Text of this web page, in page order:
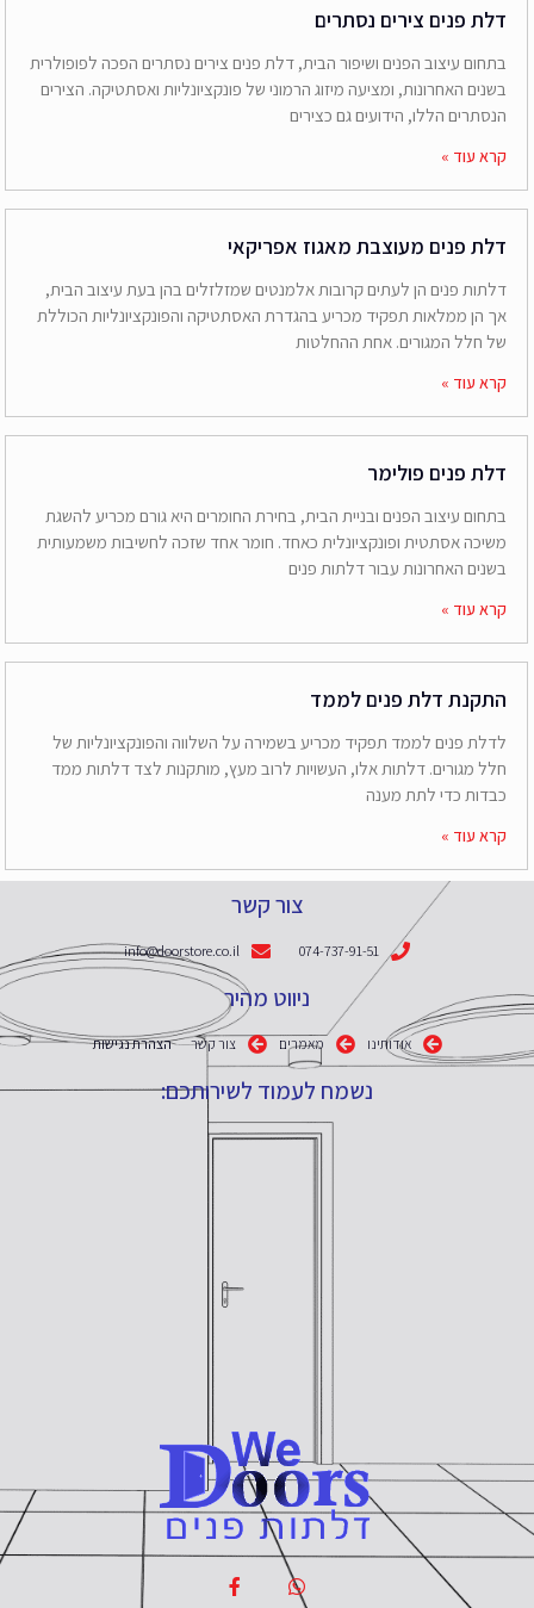
דלת פנים צירים נסתרים
בתחום עיצוב הפנים ושיפור הבית, דלת פנים צירים נסתרים הפכה לפופולרית
בשנים האחרונות, ומציעה מיזוג הרמוני של פונקציונליות ואסתטיקה. הצירים
הנסתרים הללו, הידועים גם כצירים
קרא עוד »
דלת פנים מעוצבת מאגוז אפריקאי
דלתות פנים הן לעתים קרובות אלמנטים שמזלזלים בהן בעת עיצוב הבית,
אך הן ממלאות תפקיד מכריע בהגדרת האסתטיקה והפונקציונליות הכוללת
של חלל המגורים. אחת ההחלטות
קרא עוד »
דלת פנים פולימר
בתחום עיצוב הפנים ובניית הבית, בחירת החומרים היא גורם מכריע להשגת
משיכה אסתטית ופונקציונלית כאחד. חומר אחד שזכה לחשיבות משמעותית
בשנים האחרונות עבור דלתות פנים
קרא עוד »
התקנת דלת פנים לממד
לדלת פנים לממד תפקיד מכריע בשמירה על השלווה והפונקציונליות של
חלל מגורים. דלתות אלו, העשויות לרוב מעץ, מותקנות לצד דלתות ממד
כבדות כדי לתת מענה
קרא עוד »
צור קשר
074-737-91-51
info@doorstore.co.il
ניווט מהיר
אודותינו מאמרים צור קשר הצהרת נגישות
נשמח לעמוד לשירותכם: